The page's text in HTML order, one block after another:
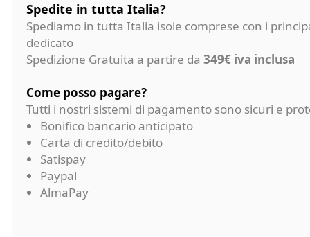
Spedite in tutta Italia?
Spediamo in tutta Italia isole comprese con i
dedicato
Spedizione Gratuita a partire da 349€ iva inclusa
Come posso pagare?
Tutti i nostri sistemi di pagamento sono sicuri e
Bonifico bancario anticipato
Carta di credito/debito
Satispay
Paypal
AlmaPay